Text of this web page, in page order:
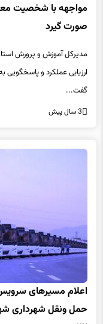
مواجهه با شخصیت
صورت گیرد
مدیرکل آموزش و پرورش
ارزیابی عملکرد و
گفت...
3 سال پیش
اعلام مسیرهای
حمل ونقل شهرداری